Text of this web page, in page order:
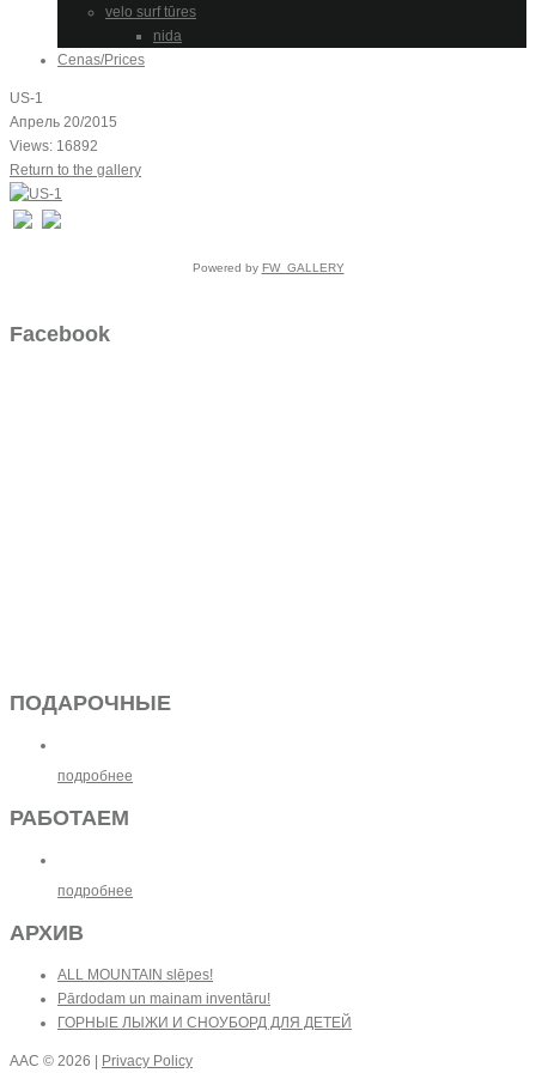
velo surf tūres
nida
Cenas/Prices
US-1
Апрель 20/2015
Views: 16892
Return to the gallery
Powered by FW_GALLERY
Facebook
ПОДАРОЧНЫЕ
подробнее
РАБОТАЕМ
подробнее
АРХИВ
ALL MOUNTAIN slēpes!
Pārdodam un mainam inventāru!
ГОРНЫЕ ЛЫЖИ И СНОУБОРД ДЛЯ ДЕТЕЙ
AAC © 2026 | Privacy Policy